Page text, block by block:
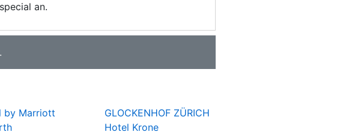
an.
.
by Marriott
GLOCKENHOF ZÜRICH
Hotel Krone